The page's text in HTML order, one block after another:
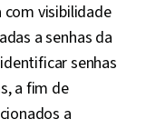
com visibilidade
a senhas da
senhas
a fim de
a